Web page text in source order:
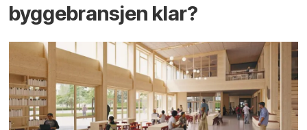
byggebransjen klar?